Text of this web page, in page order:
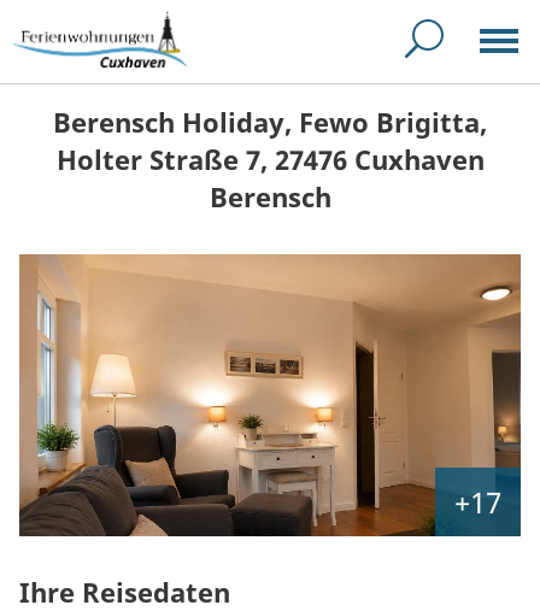
Berensch Holiday, Fewo Brigitta,
Holter Straße 7, 27476 Cuxhaven
Berensch
+17
Ihre Reisedaten